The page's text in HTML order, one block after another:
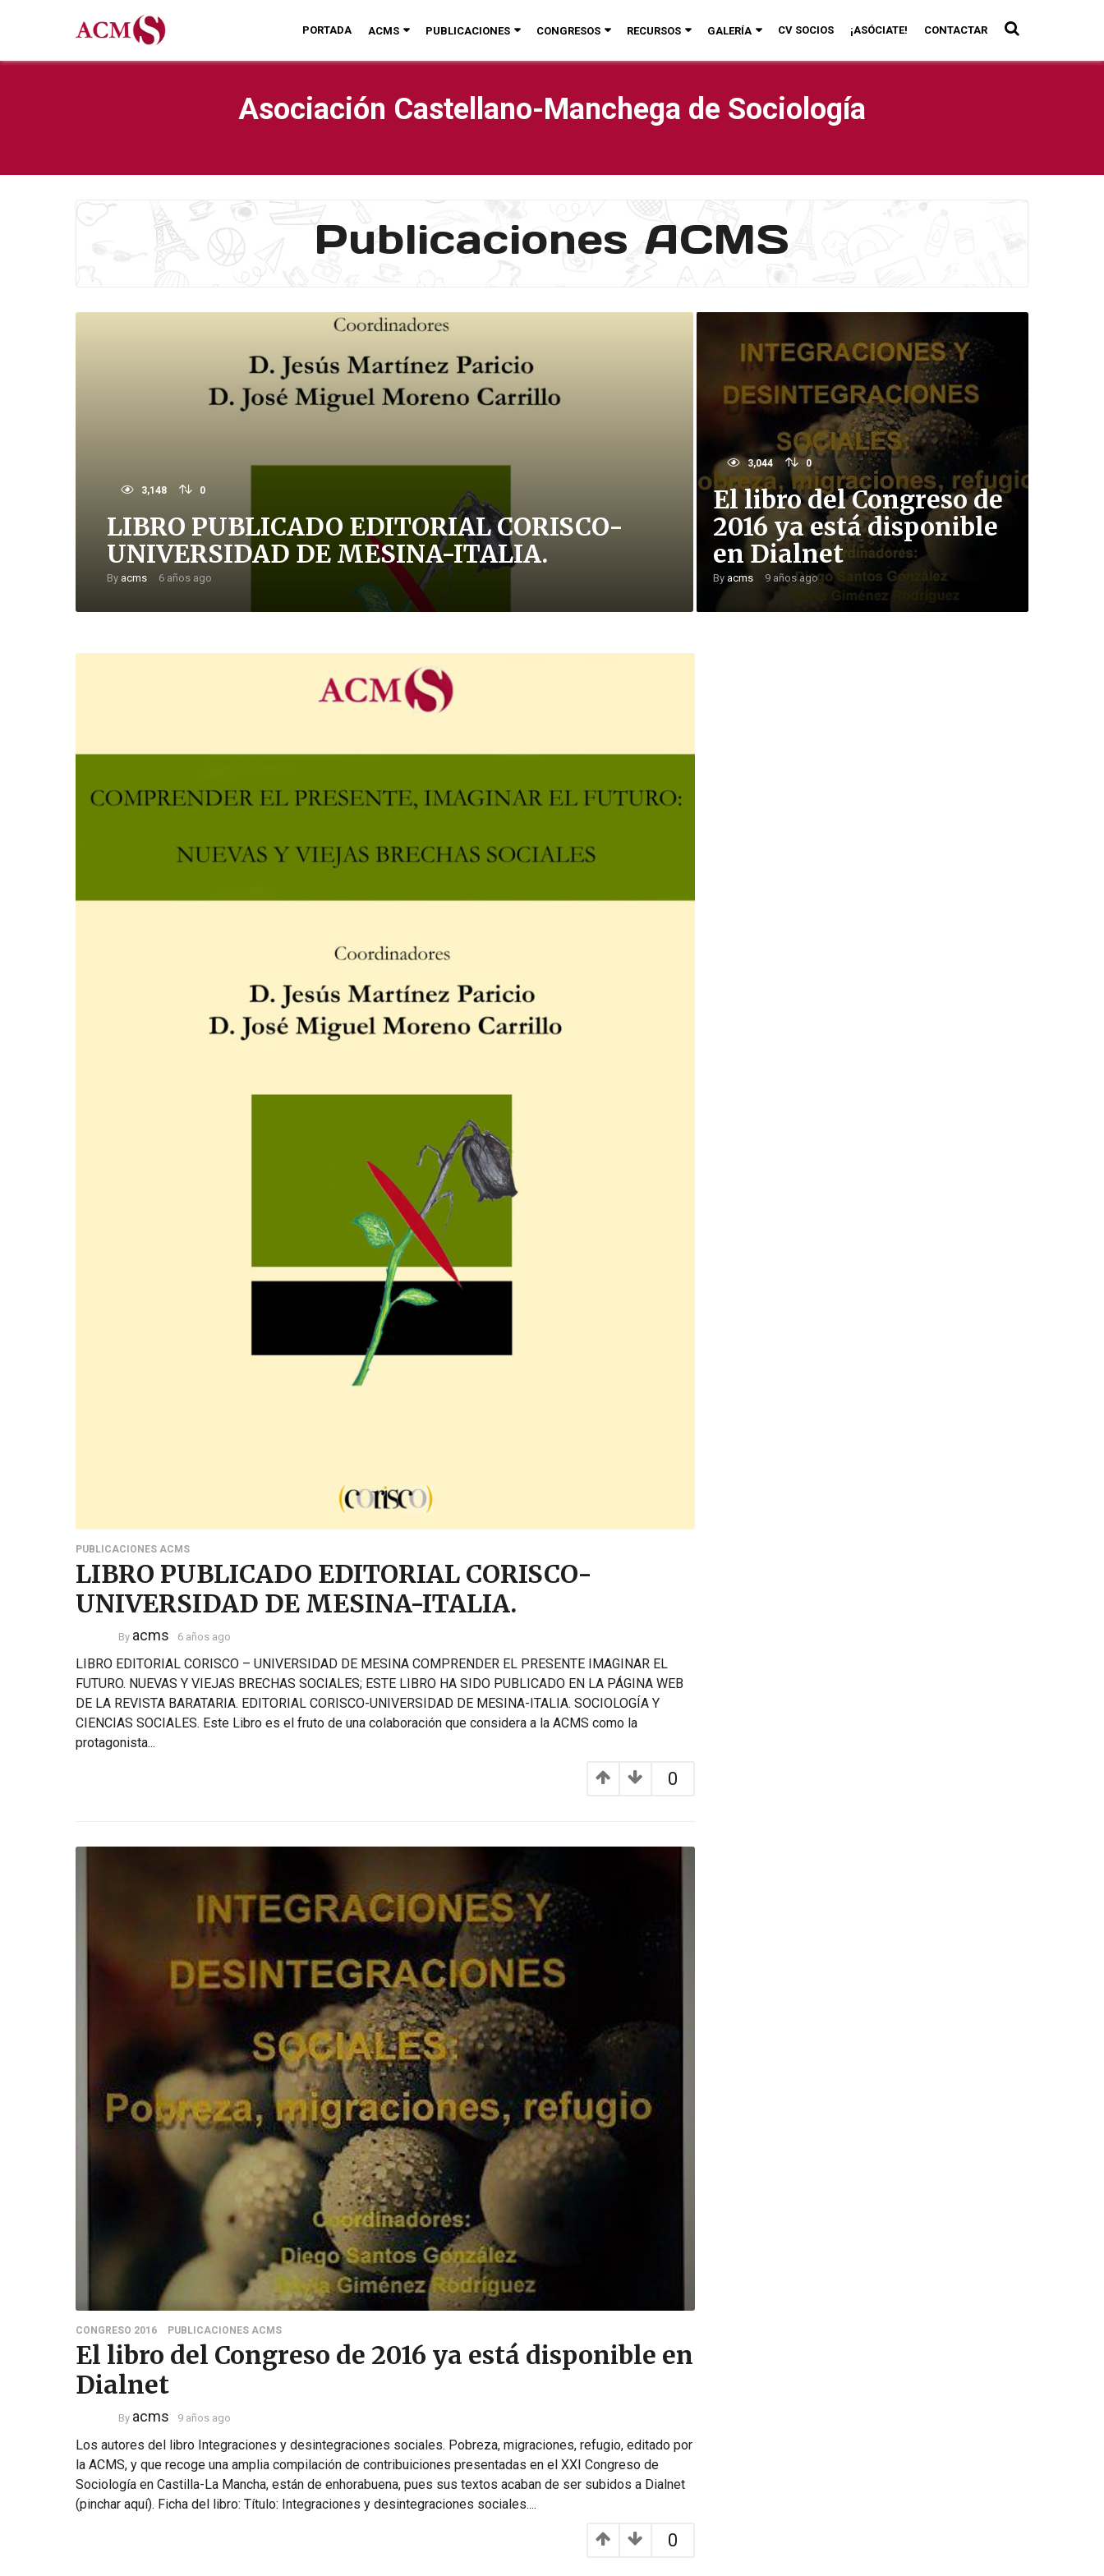
PORTADA ACMS PUBLICACIONES CONGRESOS RECURSOS GALERÍA CV SOCIOS ¡ASÓCIATE! CONTACTAR
Asociación Castellano-Manchega de Sociología
Publicaciones ACMS
3,148 0
LIBRO PUBLICADO EDITORIAL CORISCO-
UNIVERSIDAD DE MESINA-ITALIA.
By acms 6 años ago
3,044 0
El libro del Congreso de
2016 ya está disponible
en Dialnet
Byacms 9 años ago
PUBLICACIONES ACMS
LIBRO PUBLICADO EDITORIAL CORISCO-
UNIVERSIDAD DE MESINA-ITALIA.
By acms 6 años ago
LIBRO EDITORIAL CORISCO – UNIVERSIDAD DE MESINA COMPRENDER EL PRESENTE IMAGINAR EL
FUTURO. NUEVAS Y VIEJAS BRECHAS SOCIALES; ESTE LIBRO HA SIDO PUBLICADO EN LA PÁGINA WEB
DE LA REVISTA BARATARIA. EDITORIAL CORISCO-UNIVERSIDAD DE MESINA-ITALIA. SOCIOLOGÍA Y
CIENCIAS SOCIALES. Este Libro es el fruto de una colaboración que considera a la ACMS como la
protagonista...
0
CONGRESO 2016 PUBLICACIONES ACMS
El libro del Congreso de 2016 ya está disponible en
Dialnet
By acms 9 años ago
Los autores del libro Integraciones y desintegraciones sociales. Pobreza, migraciones, refugio, editado por
la ACMS, y que recoge una amplia compilación de contribuiciones presentadas en el XXI Congreso de
Sociología en Castilla-La Mancha, están de enhorabuena, pues sus textos acaban de ser subidos a Dialnet
(pinchar aquí). Ficha del libro: Título: Integraciones y desintegraciones sociales....
0